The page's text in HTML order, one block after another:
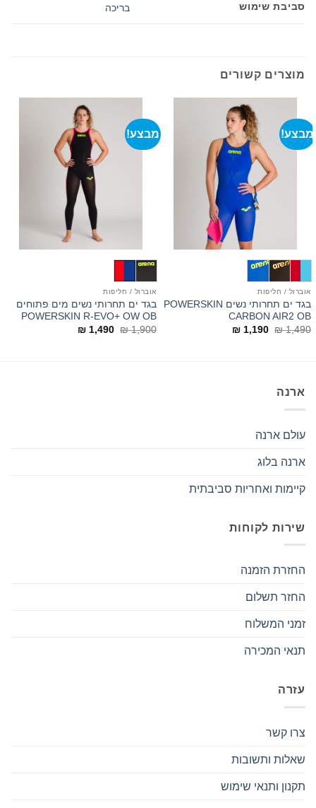
סביבת שימוש בריכה
מוצרים קשורים
מבצע!
אוברול / חליפות
בגד ים תחרותי נשים POWERSKIN
CARBON AIR2 OB
₪1,490
המחיר
המקורי
₪1,190
מבצע!
אוברול / חליפות
בגד ים תחרותי נשים מים פתוחים
POWERSKIN R-EVO+ OW OB
₪1,900
המחיר
המקורי
₪1,490
ארנה
עולם ארנה
ארנה בלוג
קיימות ואחריות סביבתית
שירות לקוחות
החזרת הזמנה
החזר תשלום
זמני המשלוח
תנאי המכירה
עזרה
צרו קשר
שאלות ותשובות
תקנון ותנאי שימוש